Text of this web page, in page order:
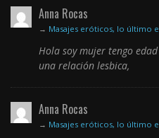
Anna Rocas
→ Masajes eróticos, lo último
Hola soy mujer tengo
una relación lesbica,
Anna Rocas
→ Masajes eróticos, lo último